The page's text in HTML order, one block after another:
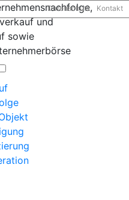
Datenschutz Kontakt